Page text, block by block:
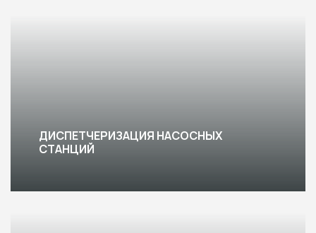
ДИСПЕТЧЕРИЗАЦИЯ НАСОСНЫХ
СТАНЦИЙ